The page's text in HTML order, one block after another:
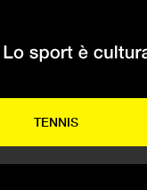
TENNIS